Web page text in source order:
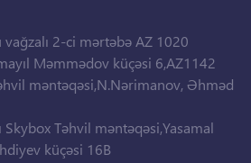
2-ci mərtəbə AZ 1020
Məmmədov küçəsi 6,AZ1142
məntəqəsi,N.Nərimanov, Əhməd
Skybox Təhvil məntəqəsi,Yasamal
küçəsi 16B